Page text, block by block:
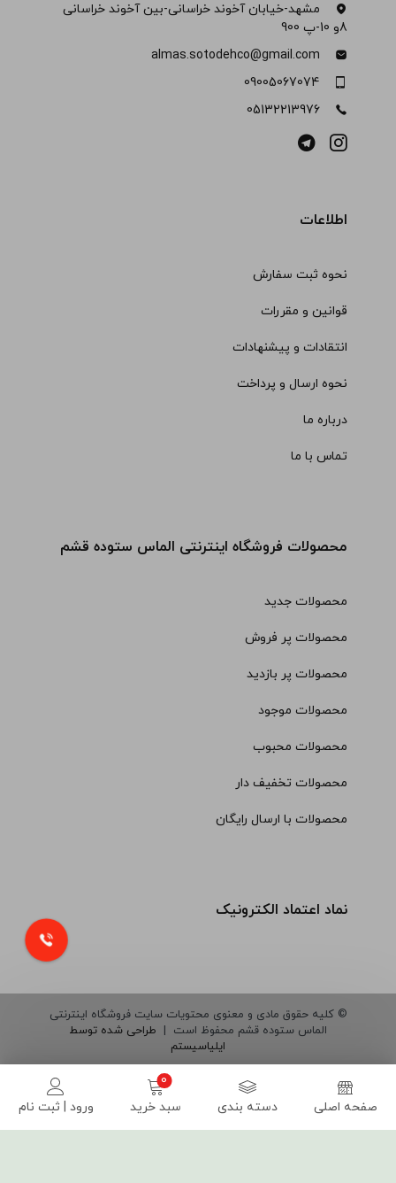
صفحه اصلی دسته بندی سبد خرید ورود | ثبت نام
مشهد-خیابان آخوند خراسانی-بین آخوند خراسانی
8و 10-پ 900
almas.sotodehco@gmail.com
09005067074
05132213976
اطلاعات
نحوه ثبت سفارش
قوانین و مقررات
انتقادات و پیشنهادات
نحوه ارسال و پرداخت
درباره ما
تماس با ما
محصولات فروشگاه اینترنتی الماس ستوده قشم
محصولات جدید
محصولات پر فروش
محصولات پر بازدید
محصولات موجود
محصولات محبوب
محصولات تخفیف دار
محصولات با ارسال رایگان
نماد اعتماد الکترونیک
© کلیه حقوق مادی و معنوی محتویات سایت فروشگاه اینترنتی
الماس ستوده قشم محفوظ است | طراحی شده توسط
ایلیاسیستم